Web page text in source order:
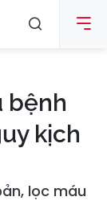
bệnh
kịch
lọc máu